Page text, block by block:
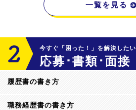
一覧を見る
今すぐ「困った！」を解決したい
応募･書類･面接
履歴書の書き方
職務経歴書の書き方